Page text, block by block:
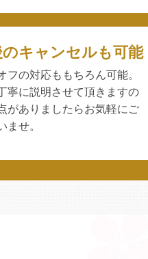
のキャンセルも可能
フの対応ももちろん可能。
寧に説明させて頂きますの
がありましたらお気軽にご
ませ。